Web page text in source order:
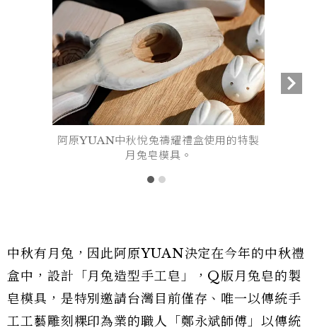
阿原YUAN中秋悅兔禱耀禮盒使用的特製
月兔皂模具。
中秋有月兔，因此阿原YUAN決定在今年的中秋禮
盒中，設計「月兔造型手工皂」，Q版月兔皂的製
皂模具，是特別邀請台灣目前僅存、唯一以傳統手
工工藝雕刻粿印為業的職人「鄭永斌師傅」以傳統